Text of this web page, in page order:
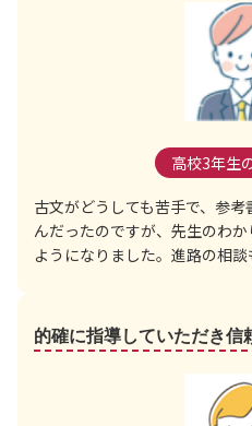
高校3年生
古文がどうしても苦手で、参
んだったのですが、先生のわ
ようになりました。進路の相談
的確に指導していただき信